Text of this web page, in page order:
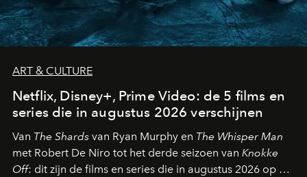
ART & CULTURE
Netflix, Disney+, Prime Video: de 5 films en
series die in augustus 2026 verschijnen
Van The Shards van Ryan Murphy en The Whisper Man
met Robert De Niro tot het derde seizoen van Knokke
Off: dit zijn de films en series die in augustus 2026 op de